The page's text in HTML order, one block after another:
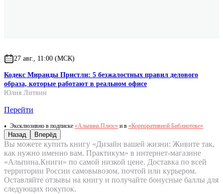
27 авг., 11:00 (МСК)
Кодекс Миранды Пристли: 5 безжалостных правил делового
образа, которые работают в реальном офисе
Юлия Литвин
Перейти
Эксклюзивно в подписке «Альпина.Плюс» и в «Корпоративной Библиотеке»
Назад Вперёд
Вы можете купить книгу «Дизайн вашей жизни: Живите так,
как нужно именно вам. Практикум» в интернет-магазине
«Альпина.Книги» по самой низкой цене. Доставка по всей
территории России самовывозом, почтой или курьером.
Оставляйте отзывы на книгу и получайте бонусные баллы для
следующих покупок.